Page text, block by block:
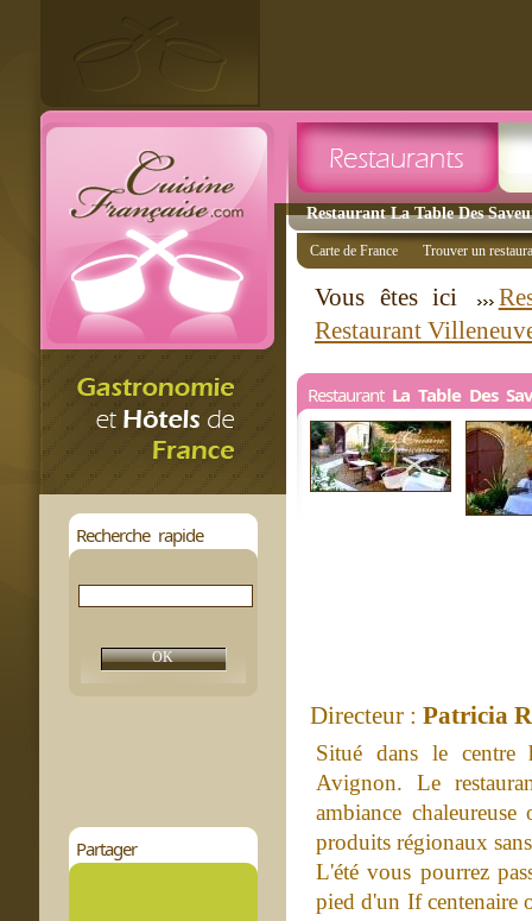
Restaurant La Table Des
Recherche rapide
Partager
Carte de France Trouver un
Vous êtes ici
Restaurant
Restaurant La Table Des
Directeur : Patricia
Situé dans le centre
Avignon. Le
ambiance
produits régionaux
L'été vous pourrez
pied d'un If centenaire